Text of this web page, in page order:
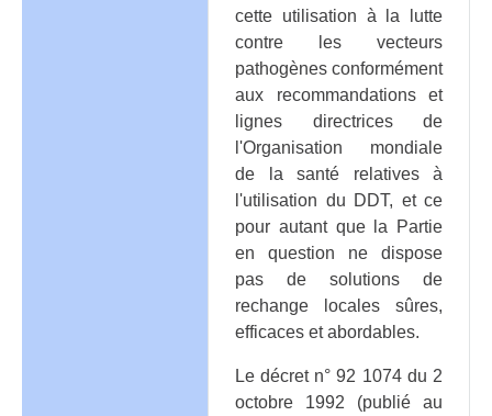
cette utilisation à la lutte
contre les vecteurs
pathogènes conformément
aux recommandations et
lignes directrices de
l'Organisation mondiale
de la santé relatives à
l'utilisation du DDT, et ce
pour autant que la Partie
en question ne dispose
pas de solutions de
rechange locales sûres,
efficaces et abordables.
Le décret n° 92 1074 du 2
octobre 1992 (publié au